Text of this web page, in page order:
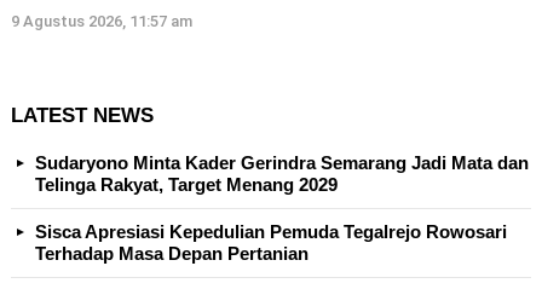
9 Agustus 2026, 11:57 am
LATEST NEWS
Sudaryono Minta Kader Gerindra Semarang Jadi Mata dan
Telinga Rakyat, Target Menang 2029
Sisca Apresiasi Kepedulian Pemuda Tegalrejo Rowosari
Terhadap Masa Depan Pertanian